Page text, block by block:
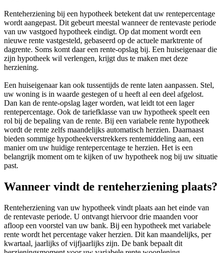
Renteherziening bij een hypotheek betekent dat uw rentepercentage
wordt aangepast. Dit gebeurt meestal wanneer de rentevaste periode
van uw vastgoed hypotheek eindigt. Op dat moment wordt een
nieuwe rente vastgesteld, gebaseerd op de actuele marktrente of
dagrente. Soms komt daar een rente-opslag bij. Een huiseigenaar die
zijn hypotheek wil verlengen, krijgt dus te maken met deze
herziening.
Een huiseigenaar kan ook tussentijds de rente laten aanpassen. Stel,
uw woning is in waarde gestegen of u heeft al een deel afgelost.
Dan kan de rente-opslag lager worden, wat leidt tot een lager
rentepercentage. Ook de tariefklasse van uw hypotheek speelt een
rol bij de bepaling van de rente. Bij een variabele rente hypotheek
wordt de rente zelfs maandelijks automatisch herzien. Daarnaast
bieden sommige hypotheekverstrekkers rentemiddeling aan, een
manier om uw huidige rentepercentage te herzien. Het is een
belangrijk moment om te kijken of uw hypotheek nog bij uw situatie
past.
Wanneer vindt de renteherziening plaats?
Renteherziening van uw hypotheek vindt plaats aan het einde van
de rentevaste periode. U ontvangt hiervoor drie maanden voor
afloop een voorstel van uw bank. Bij een hypotheek met variabele
rente wordt het percentage vaker herzien. Dit kan maandelijks, per
kwartaal, jaarlijks of vijfjaarlijks zijn. De bank bepaalt dit